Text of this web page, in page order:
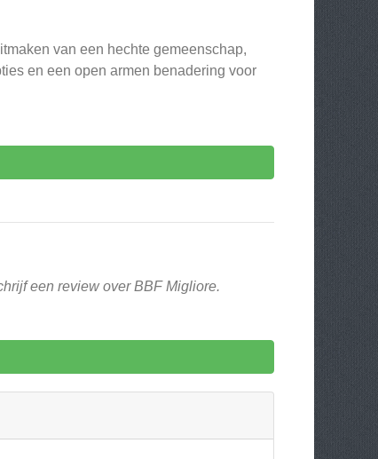
van een hechte gemeenschap,
en een open armen benadering voor
een review over BBF Migliore.